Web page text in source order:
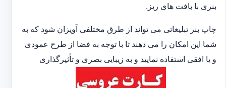
بنری با بافت های ریز.
چاپ بنر تبلیغاتی می تواند از طرق مختلفی آویزان شود که به
شما این امکان را می دهند تا با توجه به فضا از طرح عمودی
و یا افقی استفاده نمایید و به زیبایی بصری و تأثیرگذاری